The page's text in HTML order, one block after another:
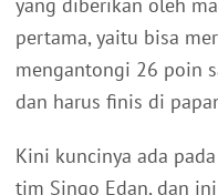
yang diberikan oleh
pertama, yaitu bisa
mengantongi 26 poin
dan harus finis di
Kini kuncinya ada
tim Singo Edan, dan